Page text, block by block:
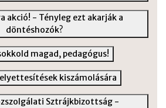
akció! - Tényleg ezt akarják a
döntéshozók?
magad, pedagógus!
kiszámolására
Sztrájkbizottság -